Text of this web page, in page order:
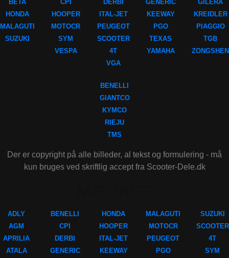
BETA
HONDA
MALAGUTI
SUZUKI
CPI
HOOPER
MOTOCR
SYM
VESPA
DERBI
ITAL-JET
PEUGEOT
SCOOTER
4T
VGA
GENERIC
KEEWAY
PGO
TEXAS
YAMAHA
GILERA
KREIDLER
PIAGGIO
TGB
ZONGSHEN
BENELLI
GIANTCO
KYMCO
RIEJU
TMS
Der er copyright på alle billeder, al tekst og formulering - må
kun bruges ved skriftlig accept fra Scooter-Dele.dk
ADLY
AGM
APRILIA
ATALA
BENELLI
CPI
DERBI
GENERIC
HONDA
HOOPER
ITAL-JET
KEEWAY
MALAGUTI
MOTOCR
PEUGEOT
PGO
SUZUKI
SCOOTER
4T
SYM